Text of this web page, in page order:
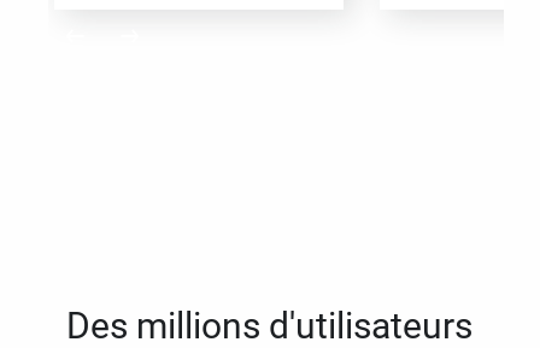
Des millions d'utilisateurs